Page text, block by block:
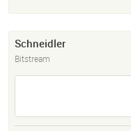
Schneidler
Bitstream